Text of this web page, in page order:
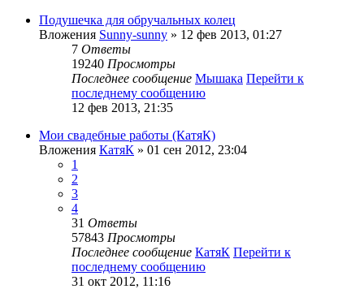
Подушечка для обручальных колец
Вложения Sunny-sunny » 12 фев 2013, 01:27
7 Ответы
19240 Просмотры
Последнее сообщение Мышака Перейти к
последнему сообщению
12 фев 2013, 21:35
Мои свадебные работы (КатяК)
Вложения КатяК » 01 сен 2012, 23:04
1
2
3
4
31 Ответы
57843 Просмотры
Последнее сообщение КатяК Перейти к
последнему сообщению
31 окт 2012, 11:16